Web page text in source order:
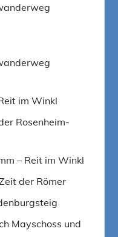
im Winkl
Rosenheim-
– Reit im Winkl
der Römer
Mayschoss und